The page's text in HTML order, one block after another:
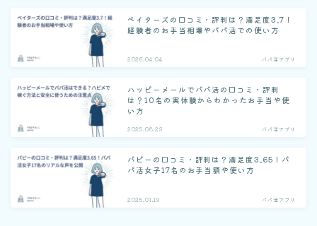
ペイターズの口コミ・評判は？満足度3.7！
経験者のお手当相場やパパ活での使い方
2026.04.04 パパ活アプリ
ハッピーメールでパパ活の口コミ・評判
は？10名の実体験からわかったお手当や使
い方
2025.08.23 パパ活アプリ
パピーの口コミ・評判は？満足度3.65！パ
パ活女子17名のお手当額や使い方
2025.01.19 パパ活アプリ